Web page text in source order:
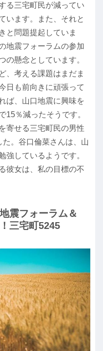
る三宅町民が減ってい
います。また、それと
と問題提起していま
地震フォーラムの参加
の懸念としています。
、考える課題はまだま
日も前向きに頑張って
ば、山口地震に興味を
15％減ったそうです。
寄せる三宅町民の男性
。谷口倫菜さんは、山
強しているようです。
彼女は、私の目標の不
震フォーラム＆
三宅町5245